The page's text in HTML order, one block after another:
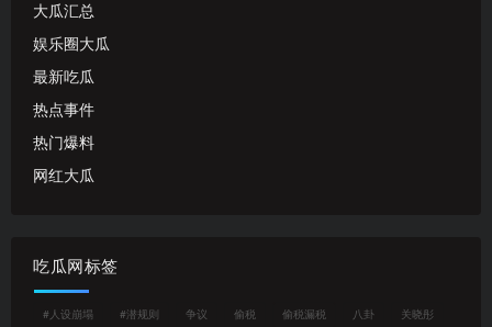
大瓜汇总
娱乐圈大瓜
最新吃瓜
热点事件
热门爆料
网红大瓜
吃瓜网标签
#人设崩塌 #潜规则 争议 偷税 偷税漏税 八卦 关晓彤